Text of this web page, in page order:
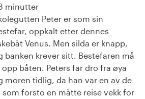
minutter
Peter er som sin
oppkalt etter dennes
Venus. Men silda er knapp,
banken krever sitt. Bestefaren må
opp båten. Peters far dro fra øya
moren tidlig, da han var en av de
som forsto en måtte reise vekk for